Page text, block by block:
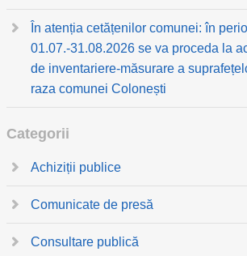
În atenția cetățenilor comunei: în
01.07.-31.08.2026 se va proceda la
de inventariere-măsurare a
raza comunei Colonești
Categorii
Achiziții publice
Comunicate de presă
Consultare publică